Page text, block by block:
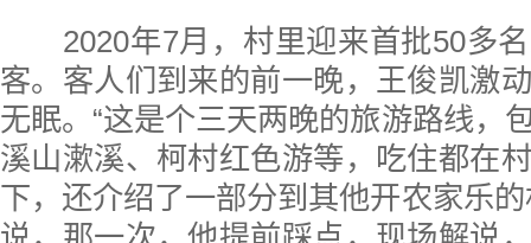
2020年7月，村里迎来首批50多名
客。客人们到来的前一晚，王俊凯激
无眠。“这是个三天两晚的旅游路线，
溪山漱溪、柯村红色游等，吃住都在
下，还介绍了一部分到其他开农家乐